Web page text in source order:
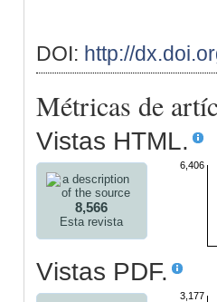
DOI: http://
Métricas de
Vistas HTML.
8,566
Esta revista
6,406
Vistas PDF.
3,177